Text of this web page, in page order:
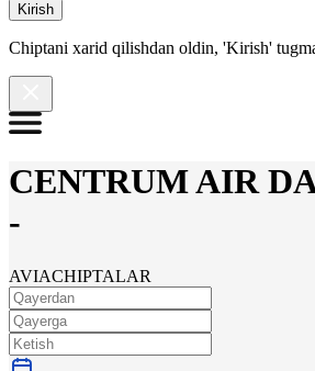
Kirish
Chiptani xarid qilishdan oldin, 'Kirish'
CENTRUM AIR
-
AVIACHIPTALAR